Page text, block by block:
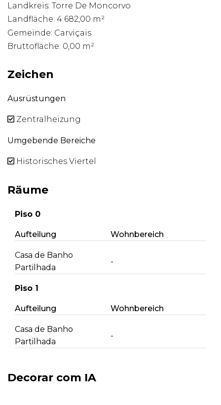
Landkreis: Torre De Moncorvo
Landfläche: 4 682,00 m²
Gemeinde: Carviçais
Bruttofläche: 0,00 m²
Zeichen
Ausrüstungen
Zentralheizung
Umgebende Bereiche
Historisches Viertel
Räume
Piso 0
Aufteilung Wohnbereich
Casa de Banho
Partilhada
-
Piso 1
Aufteilung Wohnbereich
Casa de Banho
Partilhada
-
Decorar com IA